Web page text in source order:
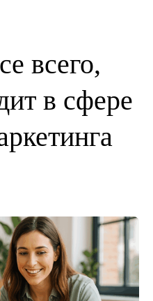
всего,
в сфере